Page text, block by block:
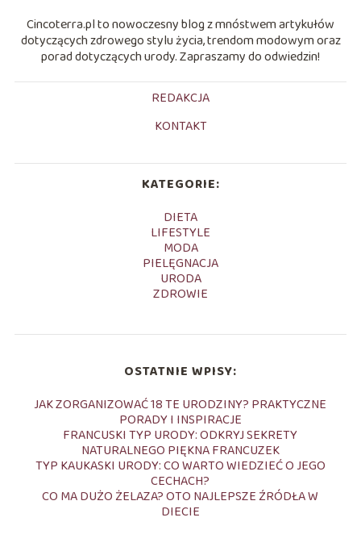
Cincoterra.pl to nowoczesny blog z mnóstwem artykułów
dotyczących zdrowego stylu życia, trendom modowym oraz
porad dotyczących urody. Zapraszamy do odwiedzin!
REDAKCJA
KONTAKT
KATEGORIE:
DIETA
LIFESTYLE
MODA
PIELĘGNACJA
URODA
ZDROWIE
OSTATNIE WPISY:
JAK ZORGANIZOWAĆ 18 TE URODZINY? PRAKTYCZNE
PORADY I INSPIRACJE
FRANCUSKI TYP URODY: ODKRYJ SEKRETY
NATURALNEGO PIĘKNA FRANCUZEK
TYP KAUKASKI URODY: CO WARTO WIEDZIEĆ O JEGO
CECHACH?
CO MA DUŻO ŻELAZA? OTO NAJLEPSZE ŹRÓDŁA W
DIECIE